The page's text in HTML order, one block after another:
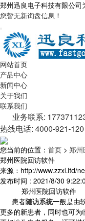
郑州迅良电子科技有限公司
您暂无新询盘信息！
网站首页
产品中心
新闻中心
关于我们
联系我们
业务联系:
热线电话: 4000-921-120
您当前的位置： 首页 > 郑州
郑州医院回访软件
来源：http://www.zzxl.ltd/
发布时间 : 2021/8/30
郑州医院回访软件
患者随访系统一般是由
更多的新患者，同时也可